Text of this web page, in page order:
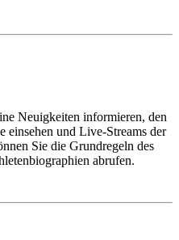
Neuigkeiten informieren, den
einsehen und Live-Streams der
Sie die Grundregeln des
abrufen.